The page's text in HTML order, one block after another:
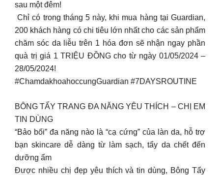
sau một đêm! ​
️ Chỉ có trong tháng 5 này, khi mua hàng tại Guardian,
200 khách hàng có chi tiêu lớn nhất cho các sản phẩm
chăm sóc da liễu trên 1 hóa đơn sẽ nhận ngay phần
quà trị giá 1 TRIỆU ĐỒNG cho từ ngày 01/05/2024 –
28/05/2024! ️​
#ChamdakhoahoccungGuardian #7DAYSROUTINE
BÔNG TẨY TRANG ĐA NĂNG YÊU THÍCH – CHỊ EM
TIN DÙNG
“Bảo bối” đa năng nào là “cạ cứng” của làn da, hỗ trợ
bạn skincare dễ dàng từ làm sạch, tẩy da chết đến
dưỡng ẩm
Được nhiều chị đẹp yêu thích và tin dùng, Bông Tẩy